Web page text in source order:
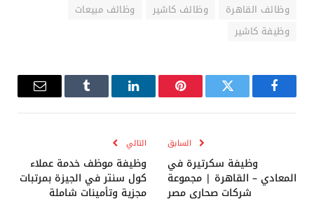
وظائف القاهرة
وظائف كاشير
وظائف مبيعات
وظيفة كاشير
فيسبوك تويتر بينتيريستلينكدإن Tumblr
البريد
السابق
وظيفة سكرتيرة في
المعادي – القاهرة | مجموعة
شركات صحارى مصر
التالي
وظيفة موظف خدمة عملاء
كول سنتر في الجيزة بمرتبات
مجزية وتأمينات شاملة